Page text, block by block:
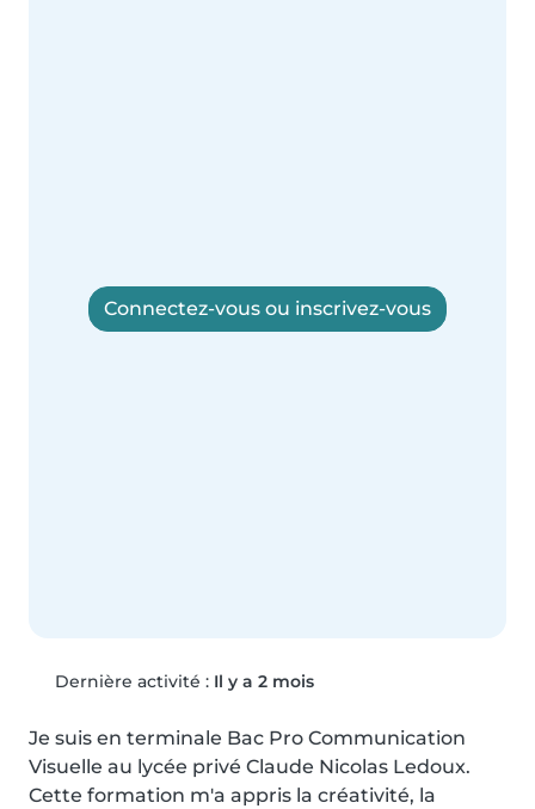
Connectez-vous ou inscrivez-vous
Dernière activité : Il y a 2 mois
Je suis en terminale Bac Pro Communication
Visuelle au lycée privé Claude Nicolas Ledoux.
Cette formation m'a appris la créativité, la